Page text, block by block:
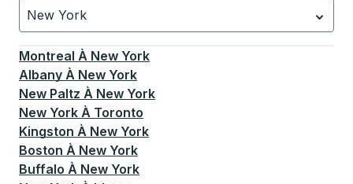
New York
Actuellement sélectionné: New York.La sélection est
Montreal À New York
Albany À New York
New Paltz À New York
New York À Toronto
Kingston À New York
Boston À New York
Buffalo À New York